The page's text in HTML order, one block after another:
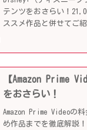
テンツをおさらい！
ススメ作品と併せてご
【Amazon Prime
をおさらい！
Amazon Prime Videoの
め作品までを徹底解説